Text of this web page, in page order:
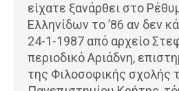
είχατε ξανάρθει στο
Ελληνίδων το ’86 αν δεν
24-1-1987 από αρχείο
περιοδικό Αριάδνη,
της Φιλοσοφικής σχολής